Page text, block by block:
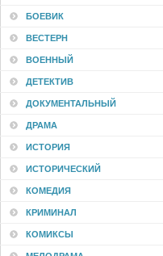
БОЕВИК
ВЕСТЕРН
ВОЕННЫЙ
ДЕТЕКТИВ
ДОКУМЕНТАЛЬНЫЙ
ДРАМА
ИСТОРИЯ
ИСТОРИЧЕСКИЙ
КОМЕДИЯ
КРИМИНАЛ
КОМИКСЫ